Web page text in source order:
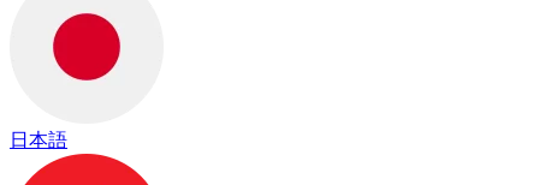
日本語